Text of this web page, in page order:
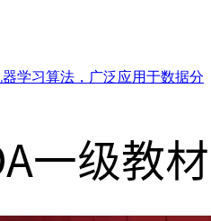
学习算法，广泛应用于数据分